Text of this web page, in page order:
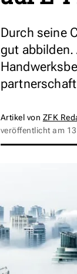
Durch seine
gut abbilden.
Artikel von ZFK
veröffentlicht am